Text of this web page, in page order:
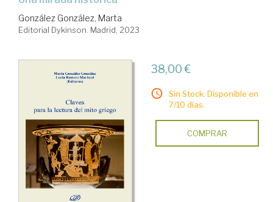
González González, Marta
Editorial Dykinson. Madrid, 2023
38,00 €
Sin Stock. Disponible en
7/10 días.
COMPRAR